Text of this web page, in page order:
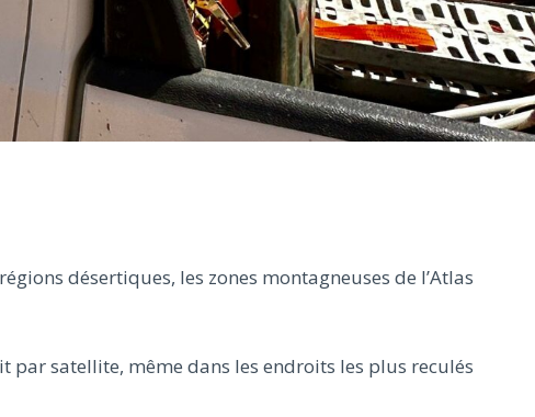
désertiques, les zones montagneuses de l’Atlas
par satellite, même dans les endroits les plus reculés